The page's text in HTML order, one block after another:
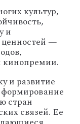
культур,
и
—
кинопремии.
и развитие
стран
связей. Ее